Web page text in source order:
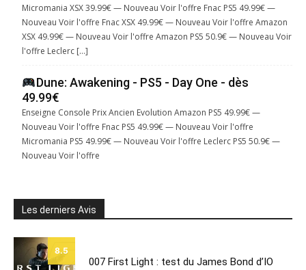
Micromania XSX 39.99€ — Nouveau Voir l'offre Fnac PS5 49.99€ —
Nouveau Voir l'offre Fnac XSX 49.99€ — Nouveau Voir l'offre Amazon
XSX 49.99€ — Nouveau Voir l'offre Amazon PS5 50.9€ — Nouveau Voir
l'offre Leclerc […]
Dune: Awakening - PS5 - Day One - dès
49.99€
Enseigne Console Prix Ancien Evolution Amazon PS5 49.99€ —
Nouveau Voir l'offre Fnac PS5 49.99€ — Nouveau Voir l'offre
Micromania PS5 49.99€ — Nouveau Voir l'offre Leclerc PS5 50.9€ —
Nouveau Voir l'offre
Les derniers Avis
8.5
007 First Light : test du James Bond d’IO